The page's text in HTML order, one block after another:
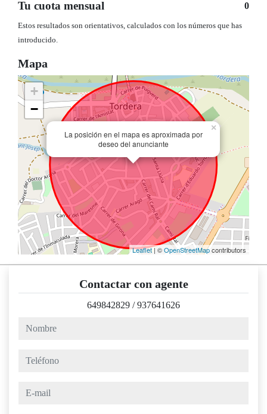
Tu cuota mensual 0
Estos resultados son orientativos, calculados con los números que has
introducido.
Mapa
La posición en el mapa es aproximada por
deseo del anunciante
×
+
−
Leaflet| ©OpenStreetMapcontributors
Contactar con agente
649842829 /937641626
nombre
teléfono
e-mail